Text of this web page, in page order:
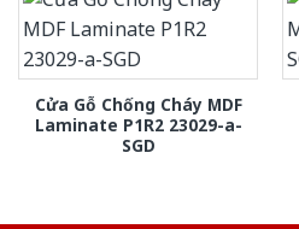
Cửa Gỗ Chống Cháy MDF
Laminate P1R2 23029-a-
SGD